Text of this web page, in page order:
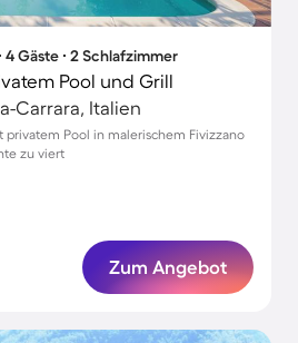
Gäste ∙ 2 Schlafzimmer
Pool und Grill
Carrara, Italien
privatem Pool in malerischem Fivizzano
zu viert
Zum Angebot